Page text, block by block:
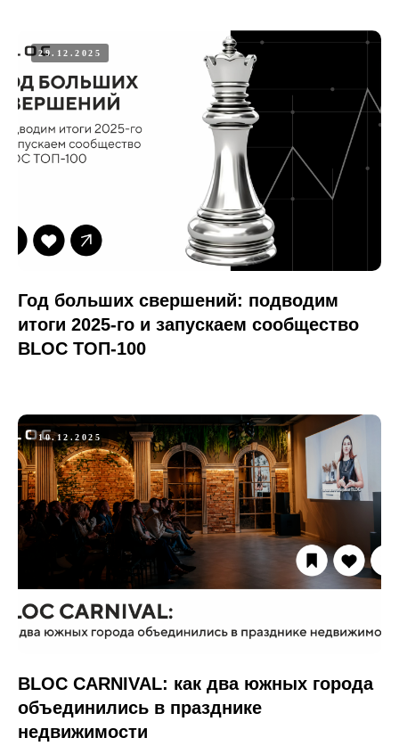
29.12.2025
Год больших свершений: подводим
итоги 2025-го и запускаем сообщество
BLOC ТОП-100
10.12.2025
BLOC CARNIVAL: как два южных города
объединились в празднике
недвижимости